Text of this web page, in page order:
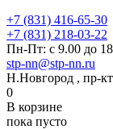
+7 (831) 416-65-30
+7 (831) 218-03-22
Пн-Пт: с 9.00 до
stp-nn@stp-nn.ru
Н.Новгород , пр-
0
В корзине
пока пусто